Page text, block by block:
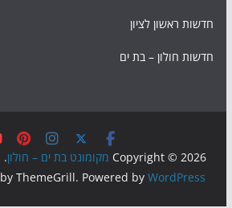
חדשות ראשון לציון
חדשות חולון – בת ים
Copyright © 2026 מקומונט בת ים – חולון. All rights reserved.
by ThemeGrill. Powered byWordPress